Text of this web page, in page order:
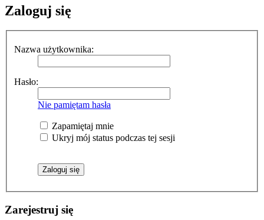
Zaloguj się
Nazwa użytkownika:
Hasło:
Nie pamiętam hasła
Zapamiętaj mnie
Ukryj mój status podczas tej sesji
Zarejestruj się